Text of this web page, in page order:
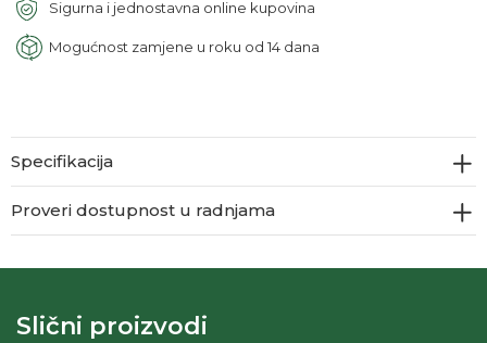
Sigurna i jednostavna online kupovina
Mogućnost zamjene u roku od 14 dana
Specifikacija
Proveri dostupnost u radnjama
Slični proizvodi